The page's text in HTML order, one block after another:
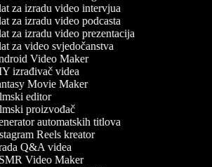
za izradu video intervjua
za izradu video podcasta
za izradu video prezentacija
za video svjedočanstva
Video Maker
izrađivač videa
Movie Maker
editor
proizvođač
automatskih titlova
Reels kreator
Q&A videa
Video Maker